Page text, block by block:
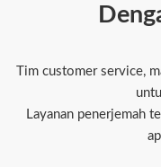
Tim customer service,
Layanan penerjemah